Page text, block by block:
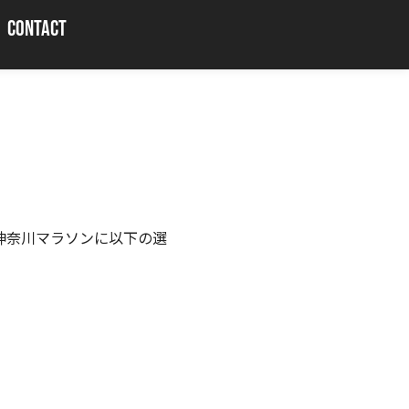
CONTACT
川マラソンに以下の選